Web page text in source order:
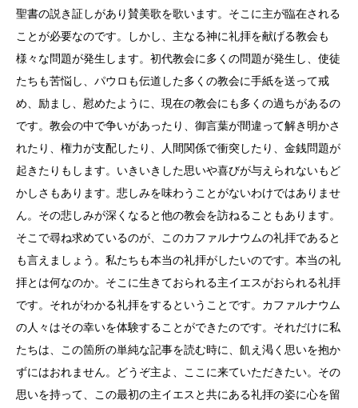
聖書の説き証しがあり賛美歌を歌います。そこに主が臨在される
ことが必要なのです。しかし、主なる神に礼拝を献げる教会も
様々な問題が発生します。初代教会に多くの問題が発生し、使徒
たちも苦悩し、パウロも伝道した多くの教会に手紙を送って戒
め、励まし、慰めたように、現在の教会にも多くの過ちがあるの
です。教会の中で争いがあったり、御言葉が間違って解き明かさ
れたり、権力が支配したり、人間関係で衝突したり、金銭問題が
起きたりもします。いきいきした思いや喜びが与えられないもど
かしさもあります。悲しみを味わうことがないわけではありませ
ん。その悲しみが深くなると他の教会を訪ねることもあります。
そこで尋ね求めているのが、このカファルナウムの礼拝であると
も言えましょう。私たちも本当の礼拝がしたいのです。本当の礼
拝とは何なのか。そこに生きておられる主イエスがおられる礼拝
です。それがわかる礼拝をするということです。カファルナウム
の人々はその幸いを体験することができたのです。それだけに私
たちは、この箇所の単純な記事を読む時に、飢え渇く思いを抱か
ずにはおれません。どうぞ主よ、ここに来ていただきたい。その
思いを持って、この最初の主イエスと共にある礼拝の姿に心を留